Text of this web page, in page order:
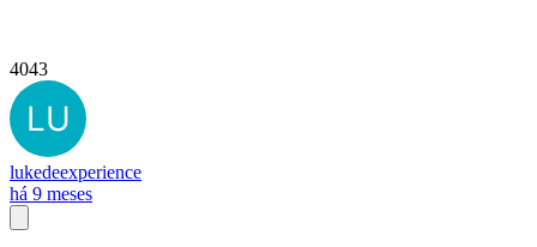
4043
lukedeexperience
há 9 meses